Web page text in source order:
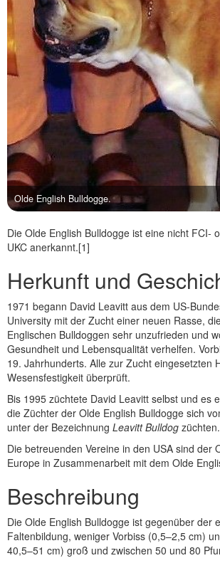
Olde English Bulldogge.
Die Olde English Bulldogge ist eine nicht FCI-
UKC anerkannt.[1]
Herkunft und
1971 begann David Leavitt aus dem US-
University mit der Zucht einer neuen Rasse,
Englischen Bulldoggen sehr unzufrieden und
Gesundheit und Lebensqualität verhelfen.
19. Jahrhunderts. Alle zur Zucht eingesetzten
Wesensfestigkeit überprüft.
Bis 1995 züchtete David Leavitt selbst und es
die Züchter der Olde English Bulldogge sich
unter der Bezeichnung Leavitt Bulldog
Die betreuenden Vereine in den USA sind der
Europe in Zusammenarbeit mit dem Olde
Beschreibung
Die Olde English Bulldogge ist gegenüber
Faltenbildung, weniger Vorbiss (0,5–2,5 cm)
40,5–51 cm) groß und zwischen 50 und 80